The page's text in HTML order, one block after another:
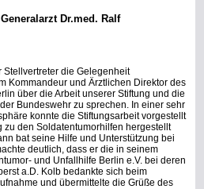
Dr.med. Ralf
Stellvertreter die Gelegenheit
Kommandeur und Ärztlichen Direktor des
über die Arbeit unserer Stiftung und die
Bundeswehr zu sprechen. In einer sehr
konnte die Stiftungsarbeit vorgestellt
zu den Soldatentumorhilfen hergestellt
bat seine Hilfe und Unterstützung bei
deutlich, dass er die in seinem
und Unfallhilfe Berlin e.V. bei deren
a.D. Kolb bedankte sich beim
und übermittelte die Grüße des